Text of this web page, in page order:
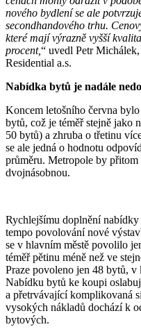
nového bydlení se ale
secondhandového trhu.
které mají výrazně vyšší
procent,“ uvedl Petr Michálek,
Residential a.s.
Nabídka bytů je nadále
Koncem letošního června
bytů, což je téměř stejně jako
50 bytů) a zhruba o třetinu
se ale jedná o hodnotu
průměru. Metropole by
dvojnásobnou.
Rychlejšímu doplnění
tempo povolování nové
se v hlavním městě povolilo
téměř pětinu méně než ve
Praze povoleno jen 48 bytů,
Nabídku bytů ke koupi
a přetrvávající komplikovaná
vysokých nákladů dochází k
bytových.